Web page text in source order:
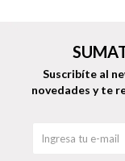
Suscribíte al
novedades y te